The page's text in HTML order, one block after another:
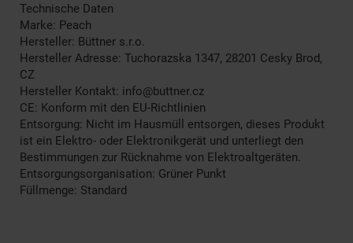
Technische Daten
Marke: Peach
Hersteller: Büttner s.r.o.
Hersteller Adresse: Tuchorazska 1347, 28201 Cesky Brod,
CZ
Hersteller Kontakt: info@buttner.cz
CE: Konform mit den EU-Richtlinien
Entsorgung: Nicht im Hausmüll entsorgen, dieses Produkt
ist ein Elektro- oder Elektronikgerät und unterliegt den
Bestimmungen zur Rücknahme von Elektroaltgeräten.
Entsorgungsorganisation: Grüner Punkt
Füllmenge: Standard